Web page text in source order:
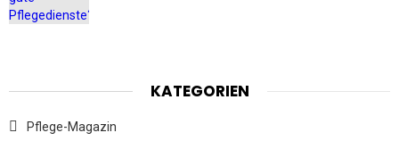
KATEGORIEN
Pflege-Magazin